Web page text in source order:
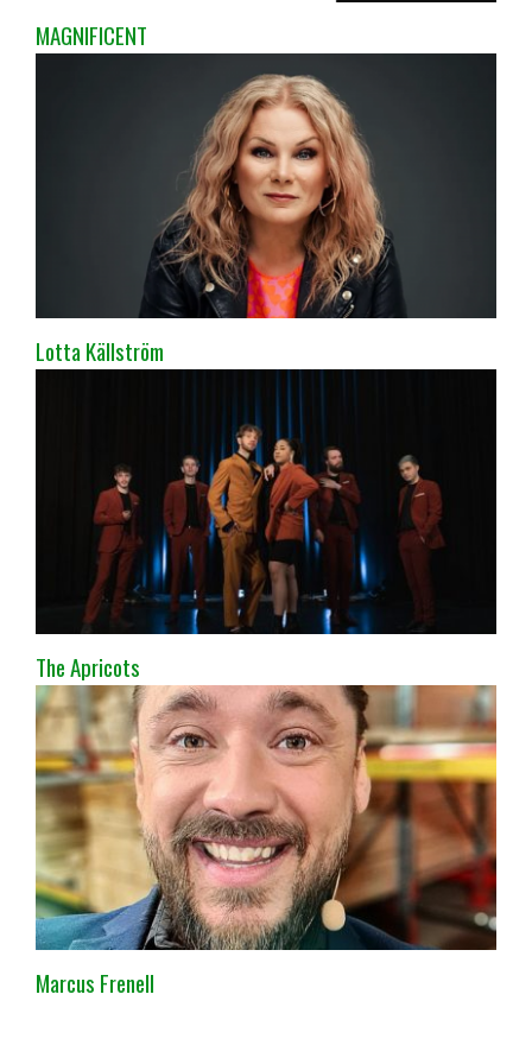
MAGNIFICENT
Lotta Källström
The Apricots
Marcus Frenell